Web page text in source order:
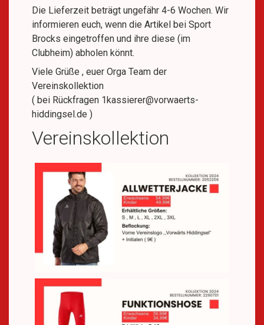
Die Lieferzeit beträgt ungefähr 4-6 Wochen. Wir
informieren euch, wenn die Artikel bei Sport
Brocks eingetroffen und ihre diese (im
Clubheim) abholen könnt.
Viele Grüße , euer Orga Team der
Vereinskollektion
( bei Rückfragen 1kassierer@vorwaerts-
hiddingsel.de )
Vereinskollektion